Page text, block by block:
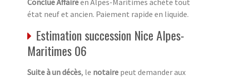
état neuf et ancien. Paiement rapide en liquide.
Estimation succession Nice Alpes-
Maritimes 06
Suite à un décès, le notaire peut demander aux